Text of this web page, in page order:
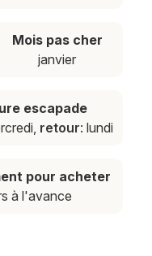
Mois pas cher
janvier
escapade
retour: lundi
pour acheter
à l'avance